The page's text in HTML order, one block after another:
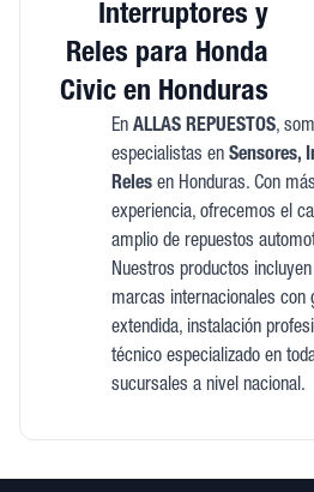
Interruptores y
Reles para Honda
Civic en Honduras
En ALLAS REPUESTOS,
especialistas en Sensores,
Relesen Honduras. Con
experiencia, ofrecemos el
amplio de repuestos
Nuestros productos
marcas internacionales con
extendida, instalación
técnico especializado en
sucursales a nivel nacional.